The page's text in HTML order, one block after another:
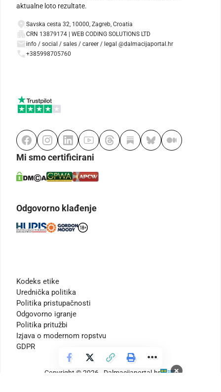
×
aktualne loto rezultate.
Savska cesta 32, 10000, Zagreb, Croatia
CRN 13879174 | WEB CODING SOLUTIONS LTD
info / social / sales / career / legal @dalmacijaportal.hr
+385998705760
Mi smo certificirani
Odgovorno klađenje
Kodeks etike
Urednička politika
Politika pristupačnosti
Odgovorno igranje
Politika pritužbi
Izjava o modernom ropstvu
GDPR
Copyright © 2026 - Dalmacijaportal.hr